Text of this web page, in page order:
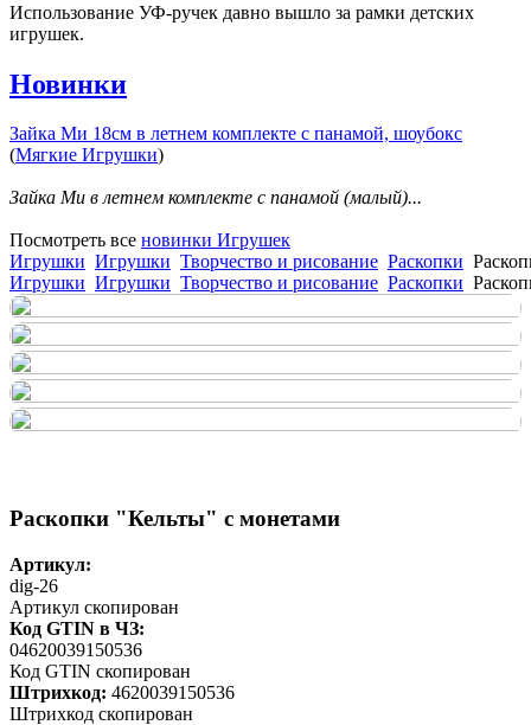
Использование УФ-ручек давно вышло за рамки детских
игрушек.
Новинки
Зайка Ми 18см в летнем комплекте с панамой, шоубокс
(Мягкие Игрушки)
Зайка Ми в летнем комплекте с панамой (малый)...
Посмотреть все новинки Игрушек
Игрушки Игрушки Творчество и рисование Раскопки
Игрушки Игрушки Творчество и рисование Раскопки
Раскопки "Кельты" с монетами
Артикул:
dig-26
Артикул скопирован
Код GTIN в ЧЗ:
04620039150536
Код GTIN скопирован
Штрихкод: 4620039150536
Штрихкод скопирован